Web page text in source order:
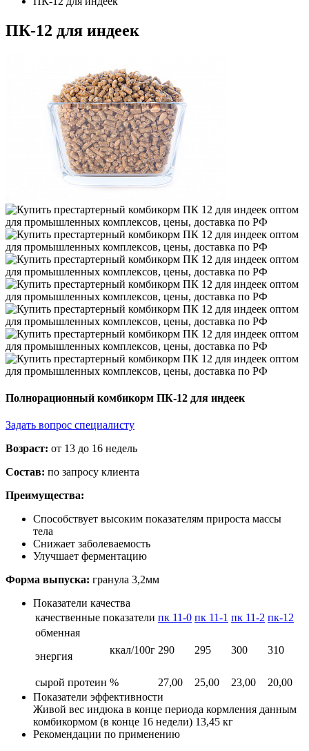
ПК-12 для индеек
Полнорационный комбикорм ПК-12 для индеек
Задать вопрос специалисту
Возраст: от 13 до 16 недель
Состав: по запросу клиента
Преимущества:
Способствует высоким показателям прироста массы
тела
Снижает заболеваемость
Улучшает ферментацию
Форма выпуска: гранула 3,2мм
Показатели качества
качественные показатели пк 11-0 пк 11-1 пк 11-2 пк-12
обменная
энергия
ккал/100г 290 295 300 310
сырой протеин % 27,00 25,00 23,00
20,00
Показатели эффективности
Живой вес индюка в конце периода кормления данным
комбикормом (в конце 16 недели) 13,45 кг
Рекомендации по применению